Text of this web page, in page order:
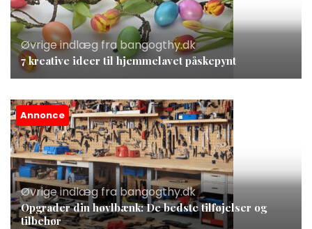
Øvrige indlæg fra bangogthy.dk
7 kreative ideer til hjemmelavet påskepynt
Annonce
Øvrige indlæg fra bangogthy.dk
Opgrader din høvlbænk: De bedste tilføjelser og
tilbehør